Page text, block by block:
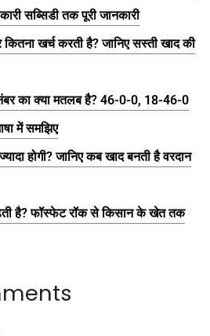
सब्सिडी तक पूरी जानकारी
कितना खर्च करती है? जानिए सस्ती खाद की
का क्या मतलब है? 46-0-0, 18-46-0
में समझिए
होगी? जानिए कब खाद बनती है वरदान
है? फॉस्फेट रॉक से किसान के खेत तक